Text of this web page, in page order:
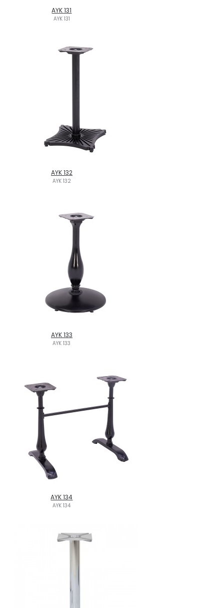
AYK 131
AYK 131
AYK 132
AYK 132
AYK 133
AYK 133
AYK 134
AYK 134